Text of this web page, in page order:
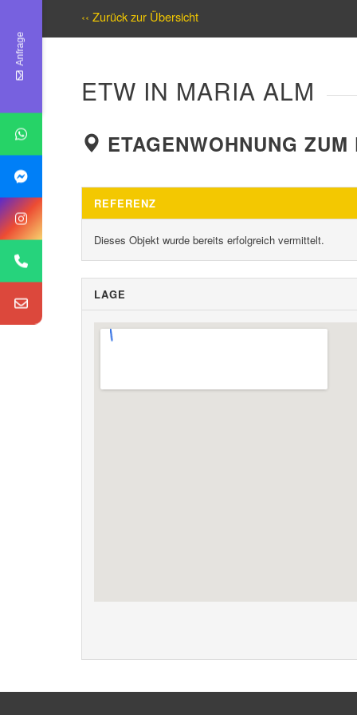
‹‹ Zurück zur Übersicht
ETW IN MARIA ALM
ETAGENWOHNUNG
REFERENZ
Dieses Objekt wurde bereits erfolgreich vermittelt.
LAGE
Anfrage